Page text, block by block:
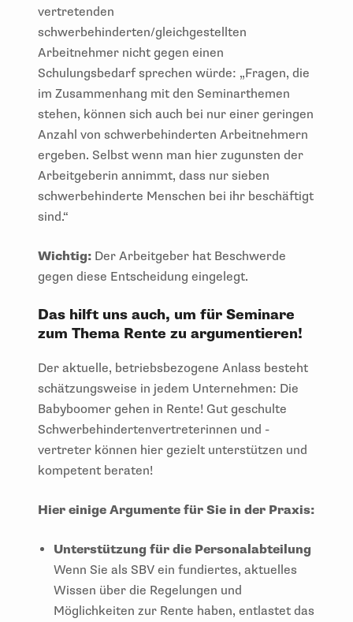
vertretenden
schwerbehinderten/gleichgestellten
Arbeitnehmer nicht gegen einen
Schulungsbedarf sprechen würde: „Fragen, die
im Zusammenhang mit den Seminarthemen
stehen, können sich auch bei nur einer geringen
Anzahl von schwerbehinderten Arbeitnehmern
ergeben. Selbst wenn man hier zugunsten der
Arbeitgeberin annimmt, dass nur sieben
schwerbehinderte Menschen bei ihr beschäftigt
sind.“
Wichtig: Der Arbeitgeber hat Beschwerde
gegen diese Entscheidung eingelegt.
Das hilft uns auch, um für Seminare
zum Thema Rente zu argumentieren!
Der aktuelle, betriebsbezogene Anlass besteht
schätzungsweise in jedem Unternehmen: Die
Babyboomer gehen in Rente! Gut geschulte
Schwerbehindertenvertreterinnen und -
vertreter können hier gezielt unterstützen und
kompetent beraten!
Hier einige Argumente für Sie in der Praxis:
Unterstützung für die Personalabteilung
Wenn Sie als SBV ein fundiertes, aktuelles
Wissen über die Regelungen und
Möglichkeiten zur Rente haben, entlastet das